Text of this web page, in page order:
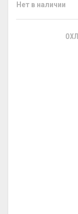
Нет в наличии